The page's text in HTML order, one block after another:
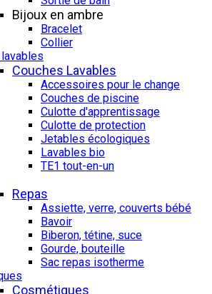
Bijoux en ambre
Bracelet
Collier
Couches Lavables
Accessoires pour le change
Couches de piscine
Culotte d'apprentissage
Culotte de protection
Jetables écologiques
Lavables bio
TE1 tout-en-un
Repas
Assiette, verre, couverts bébé
Bavoir
Biberon, tétine, suce
Gourde, bouteille
Sac repas isotherme
Cosmétiques